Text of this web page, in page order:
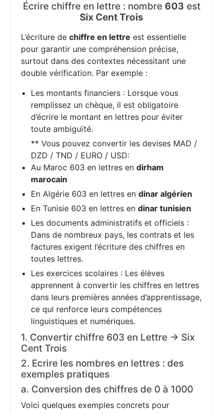
Écrire chiffre en lettre : nombre 603 est
Six Cent Trois
L’écriture dechiffre en lettre est essentielle
pour garantir une compréhension précise,
surtout dans des contextes nécessitant une
double vérification. Par exemple :
Les montants financiers : Lorsque vous
remplissez un chèque, il est obligatoire
d’écrire le montant en lettres pour éviter
toute ambiguïté.
** Vous pouvez convertir les devises MAD /
DZD / TND / EURO / USD:
Au Maroc 603 en lettres endirham
marocain
En Algérie 603 en lettres endinar algérien
En Tunisie 603 en lettres endinar tunisien
Les documents administratifs et officiels :
Dans de nombreux pays, les contrats et les
factures exigent l’écriture des chiffres en
toutes lettres.
Les exercices scolaires : Les élèves
apprennent à convertir les chiffres en lettres
dans leurs premières années d’apprentissage,
ce qui renforce leurs compétences
linguistiques et numériques.
1. Convertir chiffre 603 en Lettre → Six
Cent Trois
2. Ecrire les nombres en lettres : des
exemples pratiques
a. Conversion des chiffres de 0 à 1000
Voici quelques exemples concrets pour